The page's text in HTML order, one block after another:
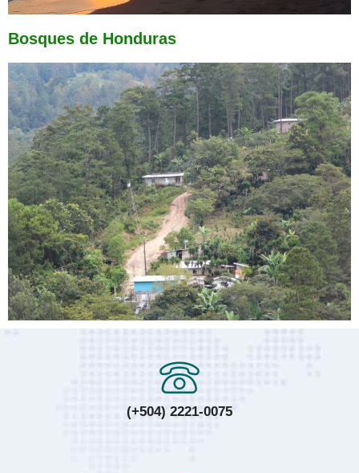
Bosques de Honduras
(+504) 2221-0075